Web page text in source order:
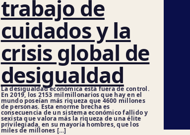
trabajo de
cuidados y la
crisis global de
desigualdad
La desigualdad económica está fuera de control.
En 2019, los 2153 milmillonarios que hay en el
mundo poseían más riqueza que 4600 millones
de personas. Esta enorme brecha es
consecuencia de un sistema económico fallido y
sexista que valora más la riqueza de una élite
privilegiada, en su mayoría hombres, que los
miles de millones […]